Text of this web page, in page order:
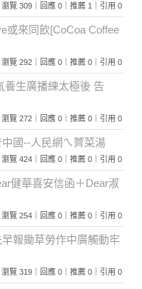
覽 309｜回應 0｜推薦 1｜引用 0
或來同飲[CoCoa Coffee
覽 292｜回應 0｜推薦 0｜引用 0
養生廣播練太極後 告
覽 272｜回應 0｜推薦 0｜引用 0
國--人民網ㄟ薺菜湯
覽 424｜回應 0｜推薦 0｜引用 0
健華喜安信函＋Dear淑
覽 254｜回應 0｜推薦 0｜引用 0
報鋤草勞作中廣觸動牢
覽 319｜回應 0｜推薦 0｜引用 0